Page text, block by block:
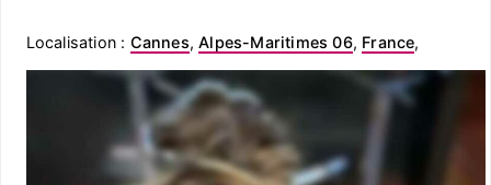
Localisation : Cannes,Alpes-Maritimes 06, France,